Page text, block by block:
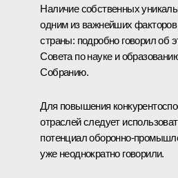
Наличие собственных
одним из важнейших факторов
страны: подробно говорил об
Совета по науке и
Собранию.
Для повышения
отраслей следует
потенциал оборонно-
уже неоднократно говорили.